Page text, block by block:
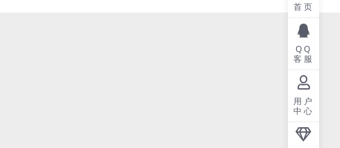
首页
QQ
客服
用户
中心